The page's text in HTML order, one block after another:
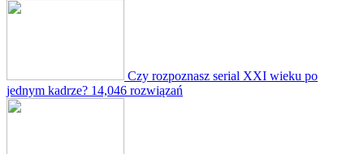
Czy rozpoznasz serial XXI wieku po
jednym kadrze? 14,046 rozwiązań